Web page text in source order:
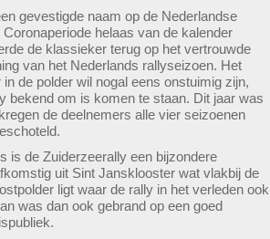
gevestigde naam op de Nederlandse
helaas van de kalender
de klassieker terug op het vertrouwde
van het Nederlands rallyseizoen. Het
de polder wil nogal eens onstuimig zijn,
bekend om is komen te staan. Dit jaar was
de deelnemers alle vier seizoenen
is de Zuiderzeerally een bijzondere
uit Sint Jansklooster wat vlakbij de
ligt waar de rally in het verleden ook
was dan ook gebrand op een goed